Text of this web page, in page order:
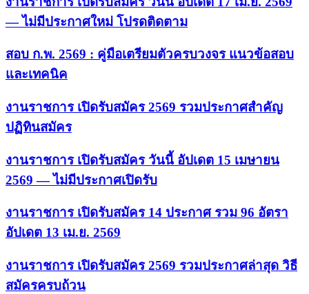
— ไม่มีประกาศใหม่ โปรดติดตาม
สอบ ก.พ. 2569 : คู่มือเตรียมตัวครบวงจร แนวข้อสอบ
และเทคนิค
งานราชการ เปิดรับสมัคร 2569 รวมประกาศสำคัญ
ปฏิทินสมัคร
งานราชการ เปิดรับสมัคร วันนี้ อัปเดต 15 เมษายน
2569 — ไม่มีประกาศเปิดรับ
งานราชการ เปิดรับสมัคร 14 ประกาศ รวม 96 อัตรา
อัปเดต 13 เม.ย. 2569
งานราชการ เปิดรับสมัคร 2569 รวมประกาศล่าสุด วิธี
สมัครครบถ้วน